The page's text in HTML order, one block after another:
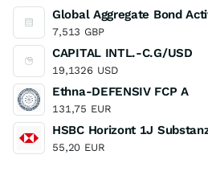
Global Aggregate Bond
7,513 GBP
CAPITAL INTL.-C.G/USD
19,1326 USD
Ethna-DEFENSIV FCP A
131,75 EUR
HSBC Horizont 1J
55,20 EUR